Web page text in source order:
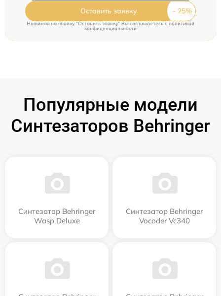
Оставить заявку
Нажимая на кнопку "Оставить заявку" Вы соглашаетесь cполитикой
конфиденциальности
Популярные модели
Синтезаторов Behringer
Синтезатор Behringer
Wasp Deluxe
Синтезатор Behringer
Vocoder Vc340